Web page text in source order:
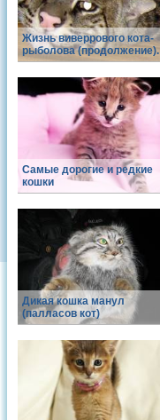
Жизнь виверрового кота-
рыболова (продолжение).
Самые дорогие и редкие
кошки
Дикая кошка манул
(палласов кот)